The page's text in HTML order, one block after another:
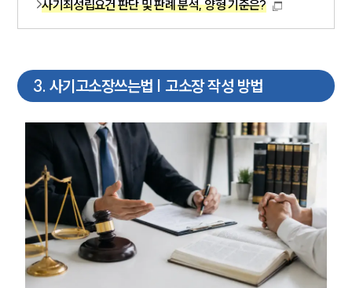
사기죄성립요건 판단 및 판례 분석, 양형 기준은?
3. 사기고소장쓰는법 | 고소장 작성 방법